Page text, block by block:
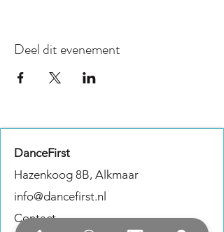
Deel dit evenement
DanceFirst
Hazenkoog 8B, Alkmaar
info@dancefirst.nl
Contact